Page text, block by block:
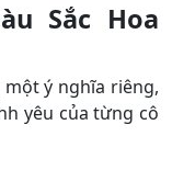
Sắc Hoa
ý nghĩa riêng,
yêu của từng cô